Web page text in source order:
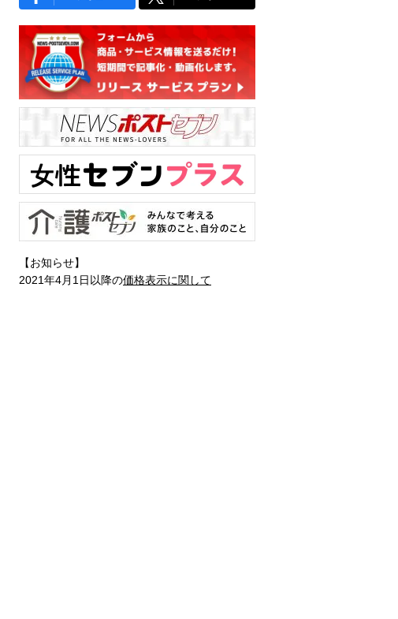
【お知らせ】
2021年4月1日以降の価格表示に関して